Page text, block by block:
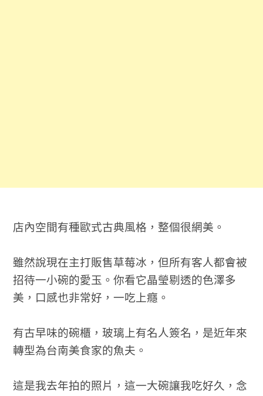
店內空間有種歐式古典風格，整個很網美。
雖然說現在主打販售草莓冰，但所有客人都會被
招待一小碗的愛玉。你看它晶瑩剔透的色澤多
美，口感也非常好，一吃上癮。
有古早味的碗櫃，玻璃上有名人簽名，是近年來
轉型為台南美食家的魚夫。
這是我去年拍的照片，這一大碗讓我吃好久，念